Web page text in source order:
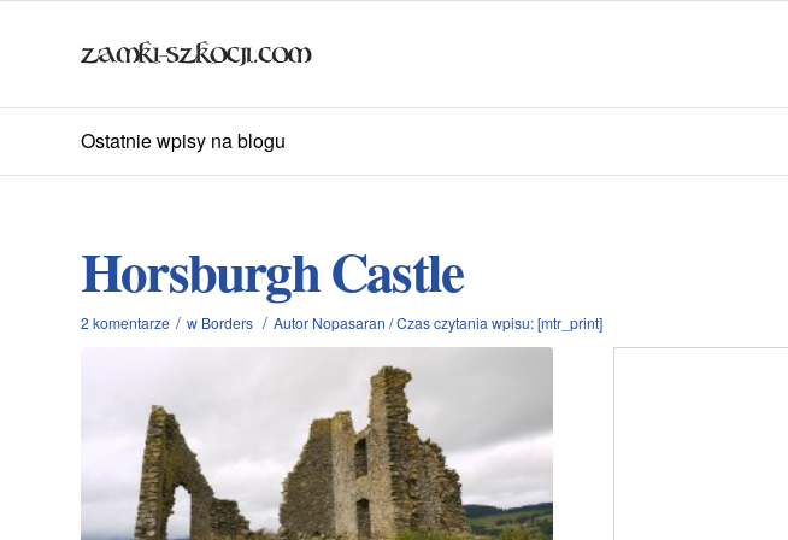
Ostatnie wpisy na blogu
Horsburgh Castle
2 komentarze / w Borders / Autor Nopasaran /Czas czytania wpisu: [mtr_print]